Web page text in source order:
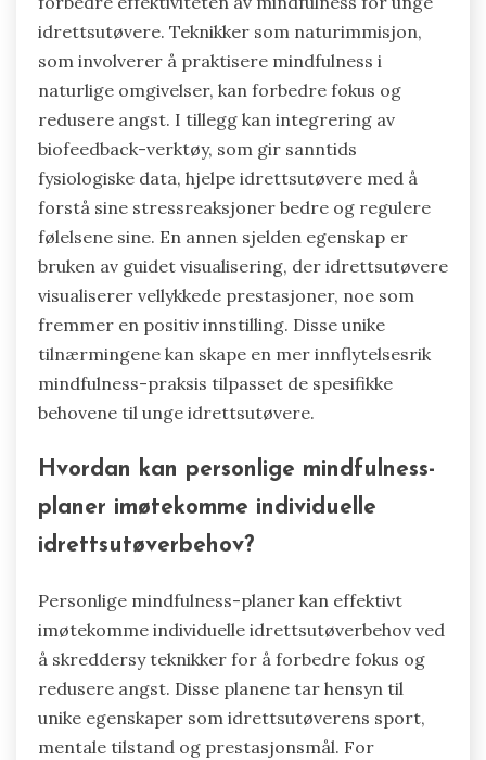
idrettsutøvere. Teknikker som naturimmisjon,
som involverer å praktisere mindfulness i
naturlige omgivelser, kan forbedre fokus og
redusere angst. I tillegg kan integrering av
biofeedback-verktøy, som gir sanntids
fysiologiske data, hjelpe idrettsutøvere med å
forstå sine stressreaksjoner bedre og regulere
følelsene sine. En annen sjelden egenskap er
bruken av guidet visualisering, der idrettsutøvere
visualiserer vellykkede prestasjoner, noe som
fremmer en positiv innstilling. Disse unike
tilnærmingene kan skape en mer innflytelsesrik
mindfulness-praksis tilpasset de spesifikke
behovene til unge idrettsutøvere.
Hvordan kan personlige mindfulness-
planer imøtekomme individuelle
idrettsutøverbehov?
Personlige mindfulness-planer kan effektivt
imøtekomme individuelle idrettsutøverbehov ved
å skreddersy teknikker for å forbedre fokus og
redusere angst. Disse planene tar hensyn til
unike egenskaper som idrettsutøverens sport,
mentale tilstand og prestasjonsmål. For